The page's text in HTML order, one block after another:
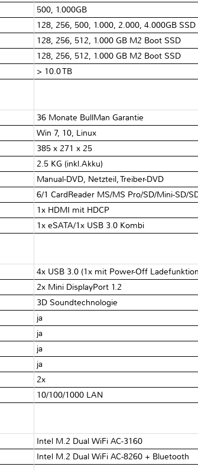
500, 1.000GB
128, 256, 500, 1.000, 2.000, 4.000GB SSD
128, 256, 512, 1.000 GB M2 Boot SSD
128, 256, 512, 1.000 GB M2 Boot SSD
> 10.0 TB
36 Monate BullMan Garantie
Win 7, 10, Linux
385 x 271 x 25
2.5 KG (inkl.Akku)
Manual-DVD, Netzteil, Treiber-DVD
6/1 CardReader MS/MS Pro/SD/Mini-SD/
1x HDMI mit HDCP
1x eSATA/1x USB 3.0 Kombi
4x USB 3.0 (1x mit Power-Off
2x Mini DisplayPort 1.2
3D Soundtechnologie
ja
ja
ja
ja
2x
10/100/1000 LAN
Intel M.2 Dual WiFi AC-3160
Intel M.2 Dual WiFi AC-8260 + Bluetooth